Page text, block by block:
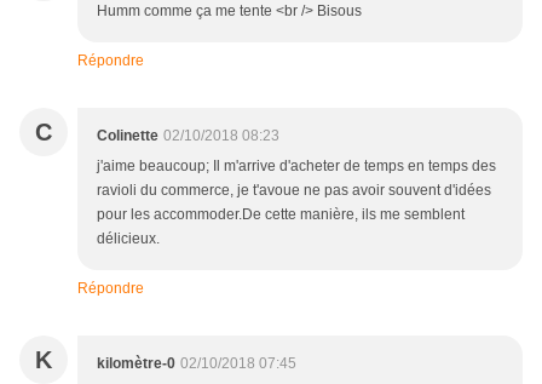
Humm comme ça me tente <br /> Bisous
Répondre
C Colinette 02/10/2018 08:23
j'aime beaucoup; Il m'arrive d'acheter de temps en temps des
ravioli du commerce, je t'avoue ne pas avoir souvent d'idées
pour les accommoder.De cette manière, ils me semblent
délicieux.
Répondre
K kilomètre-0 02/10/2018 07:45